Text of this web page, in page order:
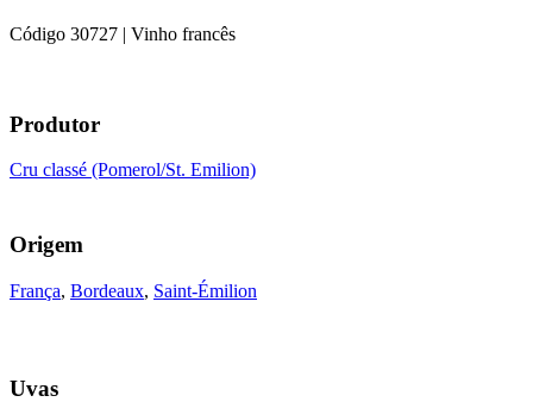
Código 30727 | Vinho francês
Produtor
Cru classé (Pomerol/St. Emilion)
Origem
França, Bordeaux, Saint-Émilion
Uvas